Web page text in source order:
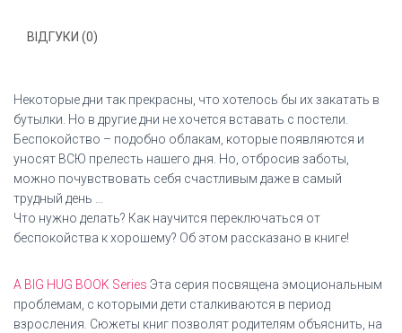
ВІДГУКИ (0)
Некоторые дни так прекрасны, что хотелось бы их закатать в
бутылки. Но в другие дни не хочется вставать с постели.
Беспокойство – подобно облакам, которые появляются и
уносят ВСЮ прелесть нашего дня. Но, отбросив заботы,
можно почувствовать себя счастливым даже в самый
трудный день …
Что нужно делать? Как научится переключаться от
беспокойства к хорошему? Об этом рассказано в книге!
A BIG HUG BOOK Series Эта серия посвящена эмоциональным
проблемам, с которыми дети сталкиваются в период
взросления. Сюжеты книг позволят родителям объяснить, на